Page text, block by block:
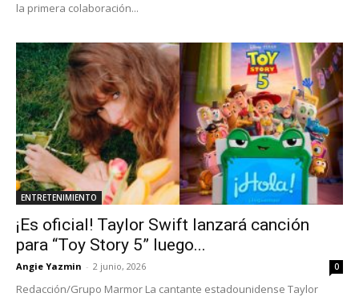
la primera colaboración...
ENTRETENIMIENTO
¡Es oficial! Taylor Swift lanzará canción
para “Toy Story 5” luego...
Angie Yazmin - 2 junio, 2026 0
Redacción/Grupo Marmor La cantante estadounidense Taylor